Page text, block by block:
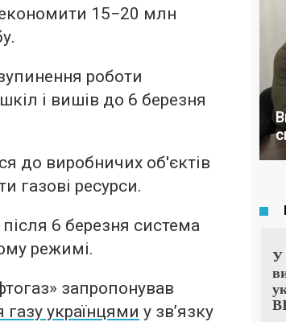
15−20 млн
роботи
і вишів до 6 березня
до виробничих об'єктів
газові ресурси.
6 березня система
режимі.
запропонував
українцями у зв’язку